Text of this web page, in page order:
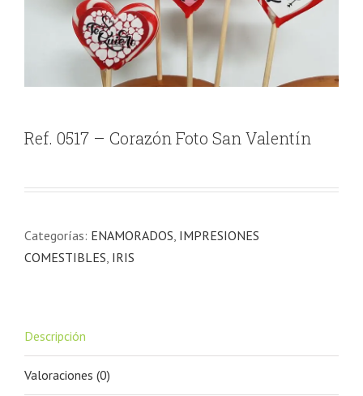
Ref. 0517 – Corazón Foto San Valentín
Categorías: ENAMORADOS IMPRESIONES
COMESTIBLES IRIS
Descripción
Valoraciones (0)